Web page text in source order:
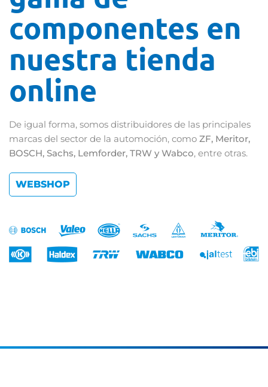
componentes en
nuestra tienda
online
De igual forma, somos distribuidores de las principales
marcas del sector de la automoción, como ZF, Meritor,
BOSCH, Sachs, Lemforder, TRW y Wabco, entre otras.
WEBSHOP